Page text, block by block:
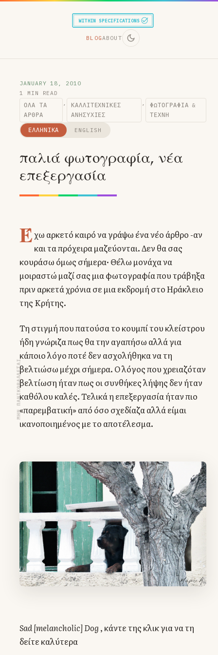
ΜΗΝ ΠΑΝΙΚΟΒΑΛΛΕΣΑΙ
WITHIN SPECIFICATIONS
BLOGABOUT
JANUARY 18, 2010
1 MIN READ
ΌΛΑ ΤΑ
ΆΡΘΡΑ
,
ΚΑΛΛΙΤΕΧΝΙΚΈΣ
ΑΝΗΣΥΧΊΕΣ
,
ΦΩΤΟΓΡΑΦΊΑ &
ΤΈΧΝΗ
ΕΛΛΗΝΙΚΆ ENGLISH
παλιά φωτογραφία, νέα
επεξεργασία
Έχω αρκετό καιρό να γράψω ένα νέο άρθρο -αν
και τα πρόχειρα μαζεύονται. Δεν θα σας
κουράσω όμως σήμερα· Θέλω μονάχα να
μοιραστώ μαζί σας μια φωτογραφία που τράβηξα
πριν αρκετά χρόνια σε μια εκδρομή στο Ηράκλειο
της Κρήτης.
Τη στιγμή που πατούσα το κουμπί του κλείστρου
ήδη γνώριζα πως θα την αγαπήσω αλλά για
κάποιο λόγο ποτέ δεν ασχολήθηκα να τη
βελτιώσω μέχρι σήμερα. Ο λόγος που χρειαζόταν
βελτίωση ήταν πως οι συνθήκες λήψης δεν ήταν
καθόλου καλές. Τελικά η επεξεργασία ήταν πιο
«παρεμβατική» από όσο σχεδίαζα αλλά είμαι
ικανοποιημένος με το αποτέλεσμα.
Sad [melancholic] Dog , κάντε της κλικ για να τη
δείτε καλύτερα